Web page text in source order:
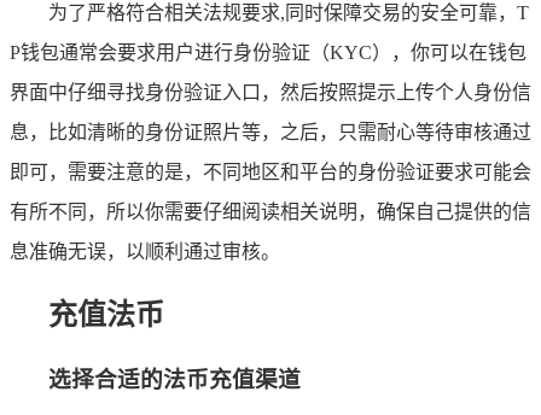
为了严格符合相关法规要求,同时保障交易的安全可靠，T
P钱包通常会要求用户进行身份验证（KYC），你可以在钱包
界面中仔细寻找身份验证入口，然后按照提示上传个人身份信
息，比如清晰的身份证照片等，之后，只需耐心等待审核通过
即可，需要注意的是，不同地区和平台的身份验证要求可能会
有所不同，所以你需要仔细阅读相关说明，确保自己提供的信
息准确无误，以顺利通过审核。
充值法币
选择合适的法币充值渠道